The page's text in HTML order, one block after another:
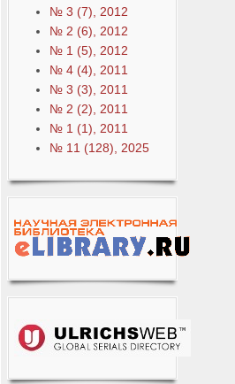
№ 3 (7), 2012
№ 2 (6), 2012
№ 1 (5), 2012
№ 4 (4), 2011
№ 3 (3), 2011
№ 2 (2), 2011
№ 1 (1), 2011
№ 11 (128), 2025